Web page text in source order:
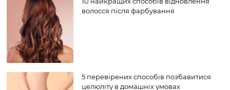
волосся після фарбування
5 перевірених способів позбавитися
целюліту в домашніх умовах